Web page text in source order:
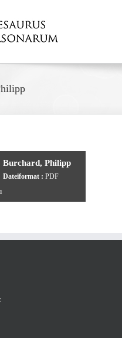
Burchard, Philipp
Dateiformat : PDF